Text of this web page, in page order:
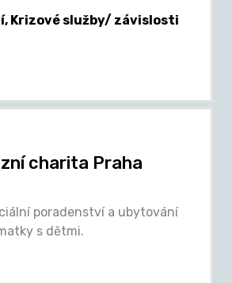
Krizové služby/ závislosti
charita Praha
poradenství a ubytování
s dětmi.